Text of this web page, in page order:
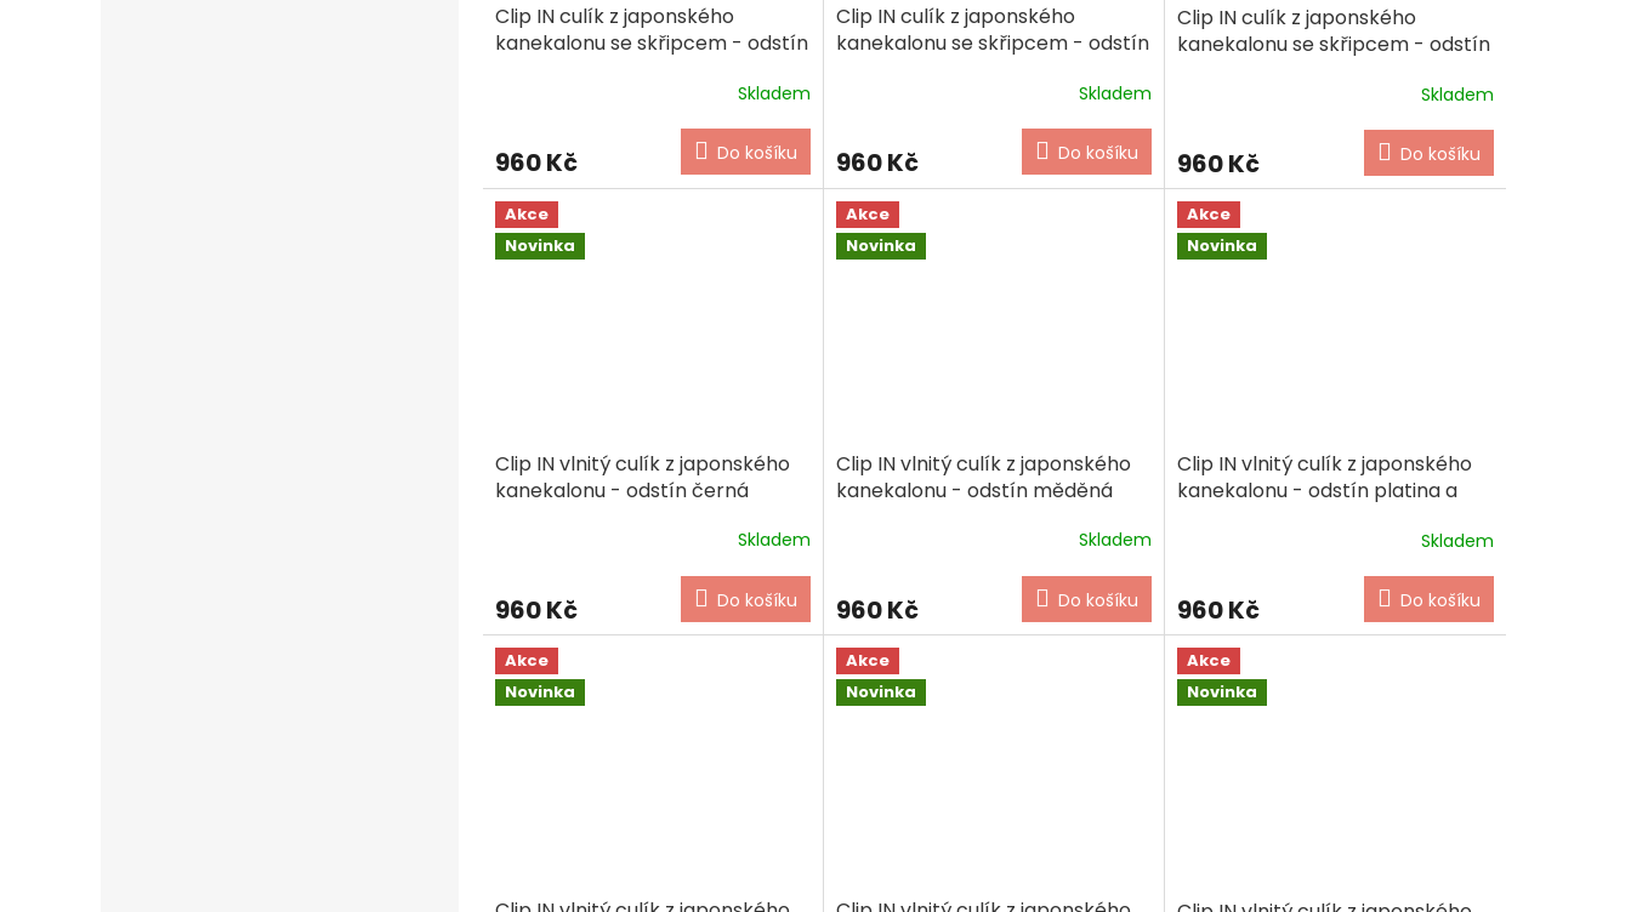
Clip IN culík z japonského
kanekalonu se skřipcem - odstín
Skladem
960 Kč Do košíku
Clip IN culík z japonského
kanekalonu se skřipcem - odstín
Skladem
960 Kč Do košíku
Clip IN culík z japonského
kanekalonu se skřipcem - odstín
Skladem
960 Kč Do košíku
Akce
Novinka
Clip IN vlnitý culík z japonského
kanekalonu - odstín černá
Skladem
960 Kč Do košíku
Akce
Novinka
Clip IN vlnitý culík z japonského
kanekalonu - odstín měděná
Skladem
960 Kč Do košíku
Akce
Novinka
Clip IN vlnitý culík z japonského
kanekalonu - odstín platina a
Skladem
960 Kč Do košíku
Akce
Novinka
Akce
Novinka
Akce
Novinka